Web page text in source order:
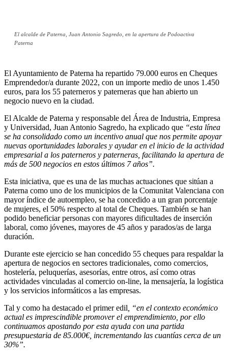
El alcalde de Paterna, Juan Antonio Sagredo, en la apertura de Podoactiva
Paterna
El Ayuntamiento de Paterna ha repartido 79.000 euros en Cheques
Emprendedor/a durante 2022, con un importe medio de unos 1.450
euros, para los 55 paterneros y paterneras que han abierto un
negocio nuevo en la ciudad.
El Alcalde de Paterna y responsable del Área de Industria, Empresa
y Universidad, Juan Antonio Sagredo, ha explicado que “esta línea
se ha consolidado como un incentivo anual que nos permite apoyar
nuevas oportunidades laborales y ayudar en el inicio de la actividad
empresarial a los paterneros y paterneras, facilitando la apertura de
más de 500 negocios en estos últimos 7 años”.
Esta iniciativa, que es una de las muchas actuaciones que sitúan a
Paterna como uno de los municipios de la Comunitat Valenciana con
mayor índice de autoempleo, se ha concedido a un gran porcentaje
de mujeres, el 50% respecto al total de Cheques. También se han
podido beneficiar personas con mayores dificultades de inserción
laboral, como jóvenes, mayores de 45 años y parados/as de larga
duración.
Durante este ejercicio se han concedido 55 cheques para respaldar la
apertura de negocios en sectores tradicionales, como comercios,
hostelería, peluquerías, asesorías, entre otros, así como otras
actividades vinculadas al comercio on-line, la mensajería, la logística
y los servicios informáticos a las empresas.
Tal y como ha destacado el primer edil , “en el contexto económico
actual es imprescindible promover el emprendimiento, por ello
continuamos apostando por esta ayuda con una partida
presupuestaria de 85.000€, incrementando las cuantías cerca de un
30%”.